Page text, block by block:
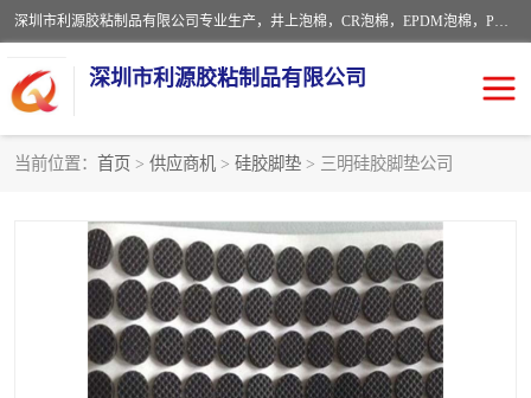
深圳市利源胶粘制品有限公司专业生产，井上泡棉，CR泡棉，EPDM泡棉，PORON泡棉厚度剖切，公差正负0.1mm，硅胶条，脚垫，异形一次成型，雕刻EVA海绵；包装材料:精密仪器、医疗器具、运输时缓冲、防震材料。建筑:住房装潢材料、房屋门窗密封；轻便、强韧性：轻便并且具有较强的韧性，良好的耐油性与耐溶剂性。隔热性：导热性低具有优越的保温性，具有的回弹性。
深圳市利源胶粘制品有限公司
当前位置： 首页 > 供应商机 > 硅胶脚垫 > 三明硅胶脚垫公司
PORON泡棉 防火海绵
EVA珍珠棉异形 硅胶脚垫
佛橡胶泡棉